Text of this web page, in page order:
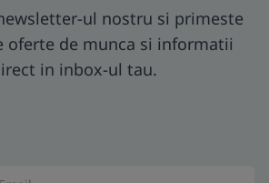
ul nostru si primeste
oferte de munca si informatii
in inbox-ul tau.